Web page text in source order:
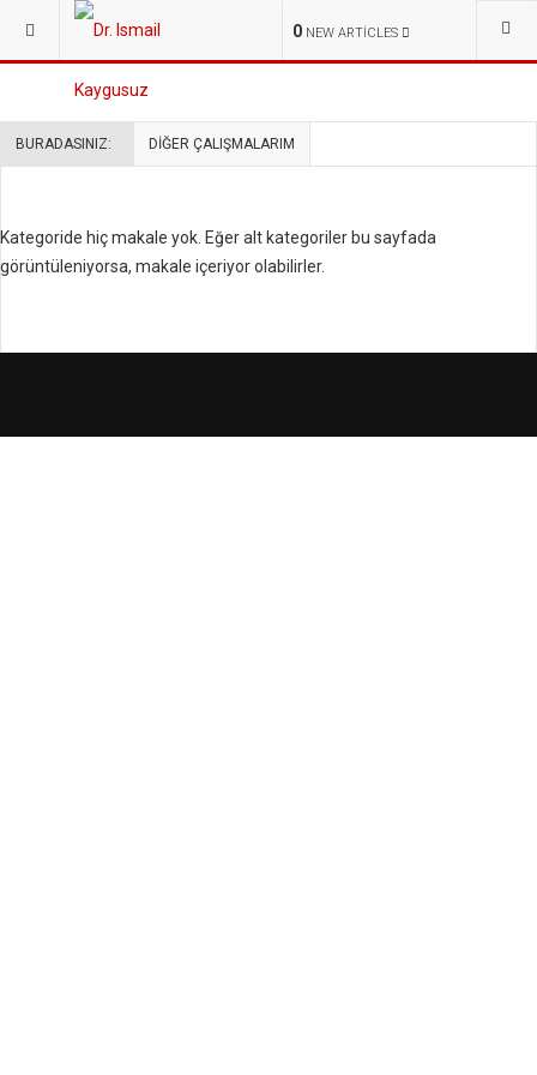
0 NEW ARTICLES
Oku, bilgilen, fikir
BURADASINIZ: DIĞER ÇALIŞMALARIM
Kategoride hiç makale yok. Eğer alt kategoriler bu sayfada
görüntüleniyorsa, makale içeriyor olabilirler.